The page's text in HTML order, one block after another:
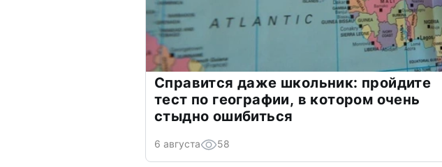
Справится даже школьник: пройдите
тест по географии, в котором очень
стыдно ошибиться
6 августа 58